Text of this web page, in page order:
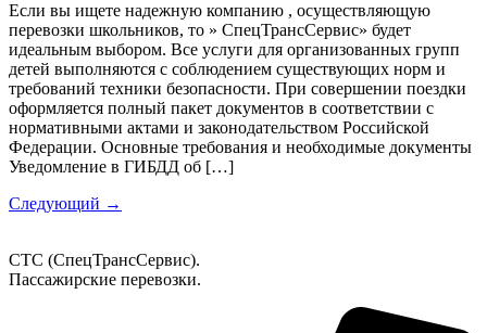
Если вы ищете надежную компанию , осуществляющую
перевозки школьников, то » СпецТрансСервис» будет
идеальным выбором. Все услуги для организованных групп
детей выполняются с соблюдением существующих норм и
требований техники безопасности. При совершении поездки
оформляется полный пакет документов в соответствии с
нормативными актами и законодательством Российской
Федерации. Основные требования и необходимые документы
Уведомление в ГИБДД об […]
Следующий →
СТС (СпецТрансСервис).
Пассажирские перевозки.